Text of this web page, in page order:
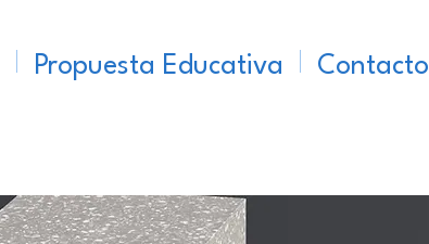
Propuesta Educativa Contacto